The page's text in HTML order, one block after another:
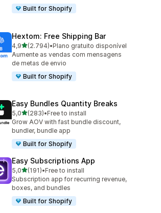
Built for Shopify
Hextom: Free Shipping Bar
4,9de 5 estrelas
(2.794)
2794 total de avaliações
•Plano gratuito disponível
Aumente as vendas com mensagens
de metas de envio
Built for Shopify
Easy Bundles Quantity Breaks
5,0de 5 estrelas
(283)
283 total de avaliações
•Free to install
Grow AOV with fast bundle discount,
bundler, bundle app
Built for Shopify
Easy Subscriptions App
5,0de 5 estrelas
(191)
191 total de avaliações
•Free to install
Subscription app for recurring revenue,
boxes, and bundles
Built for Shopify